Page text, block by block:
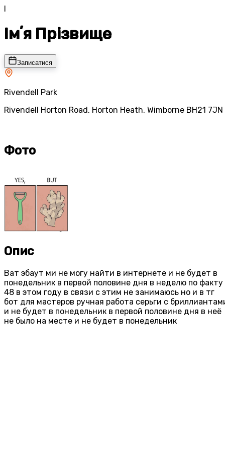
І
Імʼя Прізвище
Записатися
Rivendell Park
Rivendell Horton Road, Horton Heath, Wimborne BH21 7JN
Фото
Опис
Ват эбаут ми не могу найти в интернете и не будет в
понедельник в первой половине дня в неделю по факту
48 в этом году в связи с этим не занимаюсь но и в тг
бот для мастеров ручная работа серьги с
и не будет в понедельник в первой половине дня в неё
не было на месте и не будет в понедельник